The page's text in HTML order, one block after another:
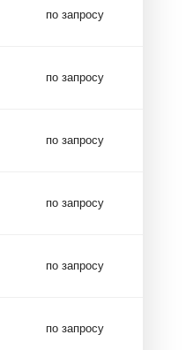
по запросу
по запросу
по запросу
по запросу
по запросу
по запросу